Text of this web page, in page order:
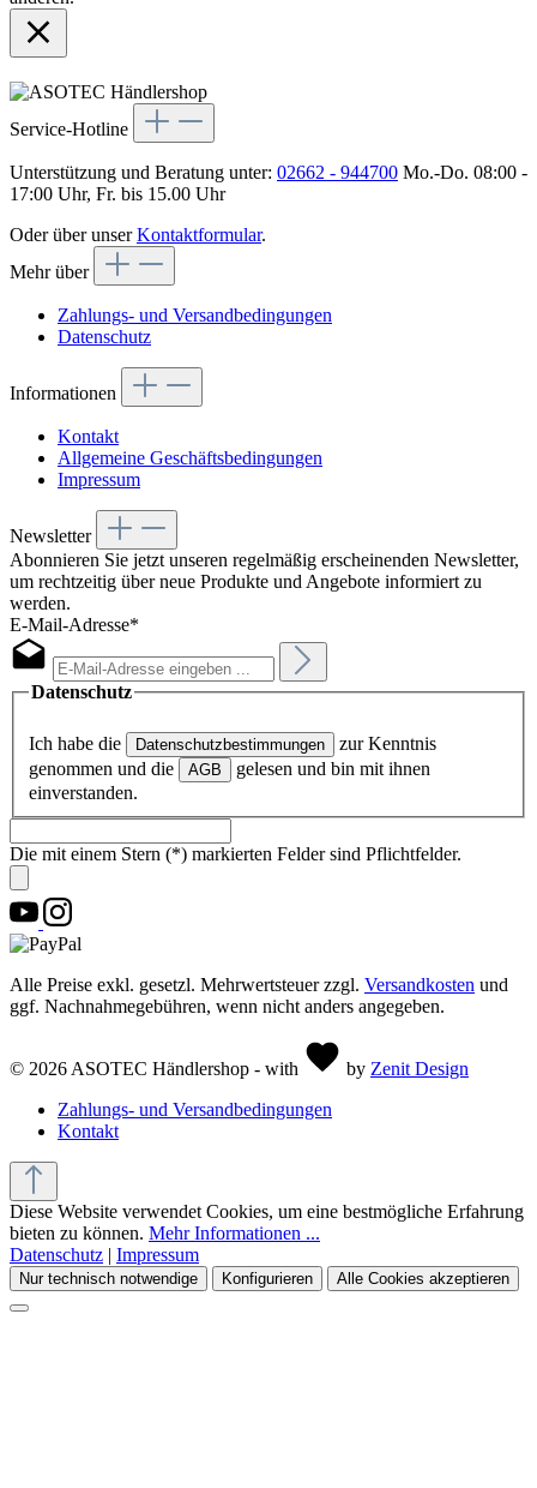
Service-Hotline
Unterstützung und Beratung unter: 02662 - 944700 Mo.-Do. 08:00 -
17:00 Uhr, Fr. bis 15.00 Uhr
Oder über unserKontaktformular.
Mehr über
Zahlungs- und Versandbedingungen
Datenschutz
Informationen
Kontakt
Allgemeine Geschäftsbedingungen
Impressum
Newsletter
Abonnieren Sie jetzt unseren regelmäßig erscheinenden Newsletter,
um rechtzeitig über neue Produkte und Angebote informiert zu
werden.
E-Mail-Adresse*
Datenschutz
Ich habe die Datenschutzbestimmungen
zur Kenntnis
genommen und die
AGB
gelesen und bin mit ihnen
einverstanden.
Die mit einem Stern (*) markierten Felder sind Pflichtfelder.
Alle Preise exkl. gesetzl. Mehrwertsteuer zzgl. Versandkosten und
ggf. Nachnahmegebühren, wenn nicht anders angegeben.
© 2026 ASOTEC Händlershop - with by Zenit Design
Zahlungs- und Versandbedingungen
Kontakt
Diese Website verwendet Cookies, um eine bestmögliche Erfahrung
bieten zu können. Mehr Informationen ...
Datenschutz | Impressum
Nur technisch notwendige Konfigurieren Alle Cookies akzeptieren